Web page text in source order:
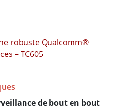
robuste Qualcomm®
– TC605
de bout en bout